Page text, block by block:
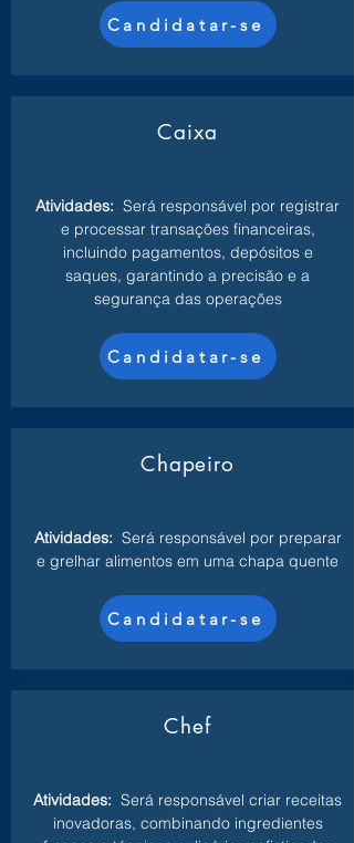
Candidatar-se
Caixa
Atividades: Será responsável por registrar
e processar transações financeiras,
incluindo pagamentos, depósitos e
saques, garantindo a precisão e a
segurança das operações
Candidatar-se
Chapeiro
Atividades: Será responsável por preparar
e grelhar alimentos em uma chapa quente
Candidatar-se
Chef
Atividades: Será responsável criar receitas
inovadoras, combinando ingredientes